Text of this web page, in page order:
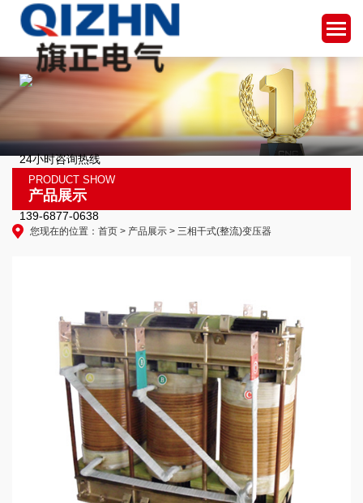
24小时咨询热线
139-6877-0638
PRODUCT SHOW
产品展示
您现在的位置： 首页 > 产品展示 > 三相干式(整流)变压器